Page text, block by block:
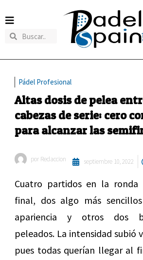
Pádel Profesional
Altas dosis de pelea
cabezas de serie: cero
para alcanzar las
por Redaccion septiembre 10, 2022
Cuatro partidos en la ronda
final, dos algo más
apariencia y otros dos
peleados. La intensidad subió
pues todas querían llegar al